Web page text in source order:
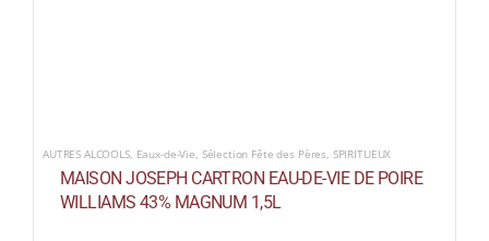
AUTRES ALCOOLS, Eaux-de-Vie Sélection Fête des Pères SPIRITUEUX
MAISON JOSEPH CARTRON EAU-DE-VIE DE POIRE
WILLIAMS 43% MAGNUM 1,5L